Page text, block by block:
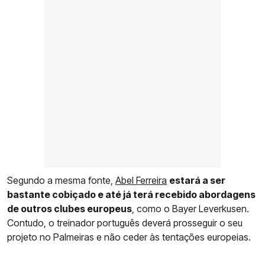
Segundo a mesma fonte, Abel Ferreira estará a ser
bastante cobiçado e até já terá recebido abordagens
de outros clubes europeus, como o Bayer Leverkusen.
Contudo, o treinador português deverá prosseguir o seu
projeto no Palmeiras e não ceder às tentações europeias.